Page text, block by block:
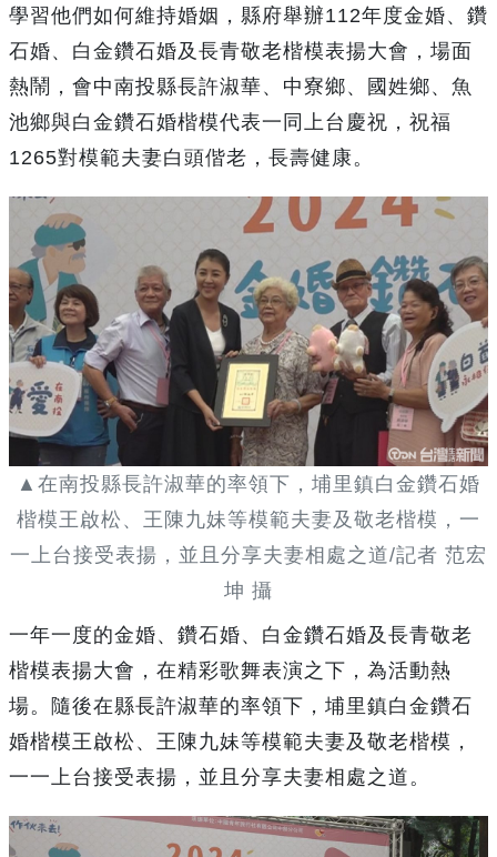
學習他們如何維持婚姻，縣府舉辦112年度金婚、鑽
石婚、白金鑽石婚及長青敬老楷模表揚大會，場面
熱鬧，會中南投縣長許淑華、中寮鄉、國姓鄉、魚
池鄉與白金鑽石婚楷模代表一同上台慶祝，祝福
1265對模範夫妻白頭偕老，長壽健康。
▲在南投縣長許淑華的率領下，埔里鎮白金鑽石婚
楷模王啟松、王陳九妹等模範夫妻及敬老楷模，一
一上台接受表揚，並且分享夫妻相處之道/記者 范宏
坤 攝
一年一度的金婚、鑽石婚、白金鑽石婚及長青敬老
楷模表揚大會，在精彩歌舞表演之下，為活動熱
場。隨後在縣長許淑華的率領下，埔里鎮白金鑽石
婚楷模王啟松、王陳九妹等模範夫妻及敬老楷模，
一一上台接受表揚，並且分享夫妻相處之道。